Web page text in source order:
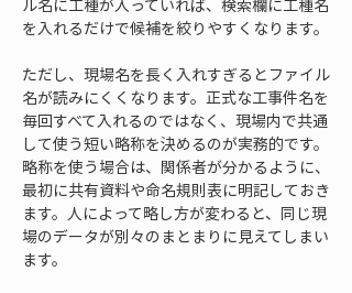
ル名に工種が入っていれば、検索欄に工種名
を入れるだけで候補を絞りやすくなります。
ただし、現場名を長く入れすぎるとファイル
名が読みにくくなります。正式な工事件名を
毎回すべて入れるのではなく、現場内で共通
して使う短い略称を決めるのが実務的です。
略称を使う場合は、関係者が分かるように、
最初に共有資料や命名規則表に明記しておき
ます。人によって略し方が変わると、同じ現
場のデータが別々のまとまりに見えてしまい
ます。